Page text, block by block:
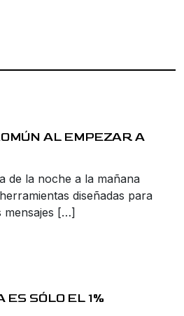
AL EMPEZAR A
de la noche a la mañana
diseñadas para
mensajes […]
SÓLO EL 1%